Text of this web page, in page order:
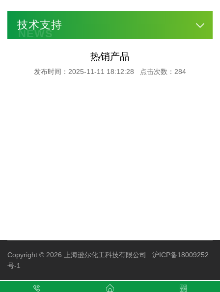
技术支持
NEWS
热销产品
发布时间：2025-11-11 18:12:28 点击次数：284
Copyright © 2026 上海逊尔化工科技有限公司 沪ICP备18009252
号-1